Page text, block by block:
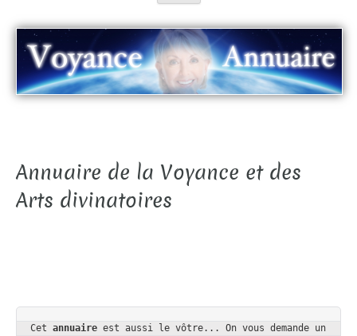
Annuaire de la Voyance et des
Arts divinatoires
Cet annuaire est aussi le vôtre... On vous demande un